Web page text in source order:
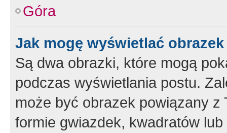
Góra
Jak mogę wyświetlać
Są dwa obrazki, które mogą
podczas wyświetlania postu.
może być obrazek powiązany z
formie gwiazdek, kwadratów